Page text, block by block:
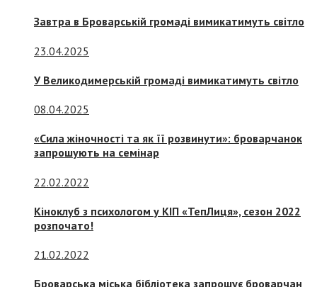
Завтра в Броварській громаді вимикатимуть світло
23.04.2025
У Великодимерській громаді вимикатимуть світло
08.04.2025
«Сила жіночності та як її розвинути»: броварчанок
запрошують на семінар
22.02.2022
Кіноклуб з психологом у КІП «ТепЛиця», сезон 2022
розпочато!
21.02.2022
Броварська міська бібліотека запрошує броварчан